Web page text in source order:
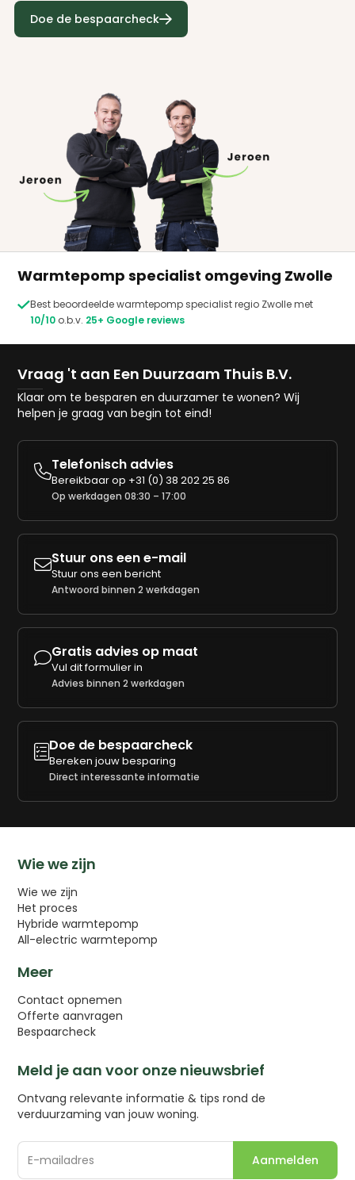
warmtepomp sneller terugverdient, maar
rendeert een All-electric warmtepomp op
verbruikt stroom in plaats van gas. Daarom
is interessant de warmtepomp van stroom
te voorzien met behulp van zonnepanelen.
Op jaarbasis bij een verbruik van 2500 kWh
(hybride) scheelt dit al snel € 650,- Bij een
All-elecric warmtepomp scheelt dit
ongeveer € 1.300,- bij een verbruik van 5000
kWh. Bovenstaande gebaseerd op prijspeil
juli 2023.
Doe de bespaarcheck
Warmtepomp specialist omgeving Zwolle
Best beoordeelde warmtepomp specialist regio Zwolle met
10/10 o.b.v. 25+ Google reviews
Vraag 't aan Een Duurzaam Thuis B.V.
Klaar om te besparen en duurzamer te wonen? Wij
helpen je graag van begin tot eind!
Telefonisch advies
Bereikbaar op +31 (0) 38 202 25 86
Op werkdagen 08:30 – 17:00
Stuur ons een e-mail
Stuur ons een bericht
Antwoord binnen 2 werkdagen
Gratis advies op maat
Vul dit formulier in
Advies binnen 2 werkdagen
Doe de bespaarcheck
Bereken jouw besparing
Direct interessante informatie
Wie we zijn
Wie we zijn
Het proces
Hybride warmtepomp
All-electric warmtepomp
Meer
Contact opnemen
Offerte aanvragen
Bespaarcheck
Meld je aan voor onze nieuwsbrief
Ontvang relevante informatie & tips rond de
verduurzaming van jouw woning.